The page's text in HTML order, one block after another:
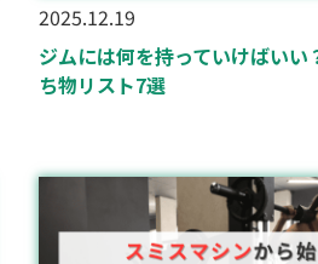
2025.12.19
ジムには何を持っていけばいい
ち物リスト7選